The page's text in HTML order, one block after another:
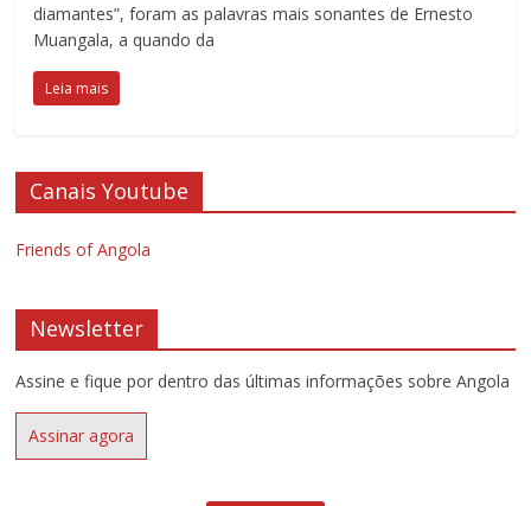
diamantes”, foram as palavras mais sonantes de Ernesto
Muangala, a quando da
Leia mais
Canais Youtube
Friends of Angola
Newsletter
Assine e fique por dentro das últimas informações sobre Angola
Assinar agora